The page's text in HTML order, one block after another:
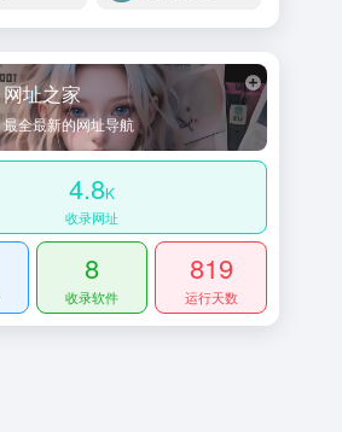
网址之家
最全最新的网址导航
4.8K
收录网址
8
收录软件
819
运行天数